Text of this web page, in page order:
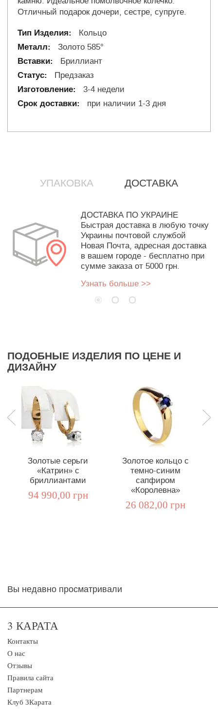
Отличный подарок дочери, сестре, супруге.
Кольцо
Золото 585°
Бриллиант
Предзаказ
3-4 недели
при наличии 1-3 дня
УПАКОВКА ДОСТАВКА
ДОСТАВКА ПО УКРАИНЕ
Быстрая доставка в любую точку
Украины почтовой службой
Новая Почта, адресная доставка
в вашем городе - бесплатно при
сумме заказа от 5000 грн.
Узнать больше >>
ПОДОБНЫЕ ИЗДЕЛИЯ ПО ЦЕНЕ И
ДИЗАЙНУ
Золотые серьги
«Катрин» с
бриллиантами
94 990,00 грн
Золотое кольцо с
темно-синим
сапфиром
«Королевна»
26 082,00 грн
Вы недавно просматривали
3 КАРАТА
Контакты
О нас
Отзывы
Правила сайта
Партнерам
Клуб 3Карата